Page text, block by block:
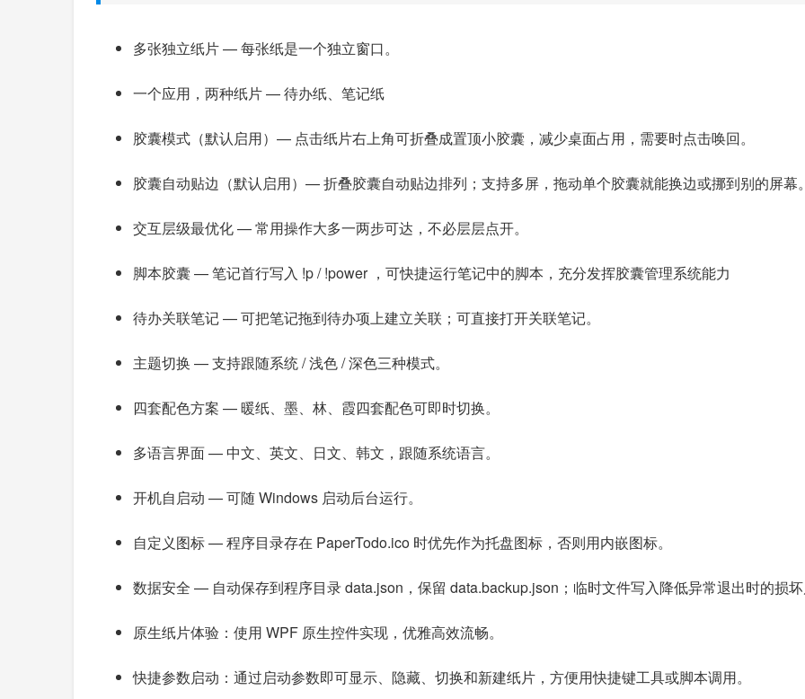
多张独立纸片 — 每张纸是一个独立窗口。
一个应用，两种纸片 — 待办纸、笔记纸
胶囊模式（默认启用）— 点击纸片右上角可折叠成置顶小胶囊，减少桌面占用，需要时点击唤回。
胶囊自动贴边（默认启用）— 折叠胶囊自动贴边排列；支持多屏，拖动单个胶囊就能换边或挪到别的屏幕
交互层级最优化 — 常用操作大多一两步可达，不必层层点开。
脚本胶囊 — 笔记首行写入 !p / !power ，可快捷运行笔记中的脚本，充分发挥胶囊管理系统能力
待办关联笔记 — 可把笔记拖到待办项上建立关联；可直接打开关联笔记。
主题切换 — 支持跟随系统 / 浅色 / 深色三种模式。
四套配色方案 — 暖纸、墨、林、霞四套配色可即时切换。
多语言界面 — 中文、英文、日文、韩文，跟随系统语言。
开机自启动 — 可随 Windows 启动后台运行。
自定义图标 — 程序目录存在 PaperTodo.ico 时优先作为托盘图标，否则用内嵌图标。
数据安全 — 自动保存到程序目录 data.json，保留 data.backup.json；临时文件写入降低异常退出时的损
原生纸片体验：使用 WPF 原生控件实现，优雅高效流畅。
快捷参数启动：通过启动参数即可显示、隐藏、切换和新建纸片，方便用快捷键工具或脚本调用。